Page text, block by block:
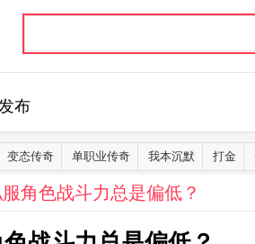
布
变态传奇 单职业传奇 我本沉默 打金
角色战斗力总是偏低？